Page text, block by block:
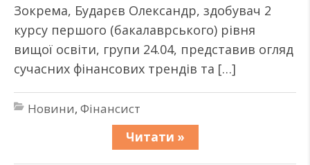
Зокрема, Бударєв Олександр, здобувач 2
курсу першого (бакалаврського) рівня
вищої освіти, групи 24.04, представив огляд
сучасних фінансових трендів та […]
Новини, Фінансист
Читати »